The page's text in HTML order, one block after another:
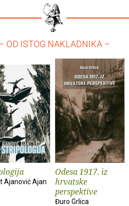
OD ISTOG NAKLADNIKA –
Ajanović Ajan
Odesa 1917. iz
hrvatske
perspektive
Đuro Grlica